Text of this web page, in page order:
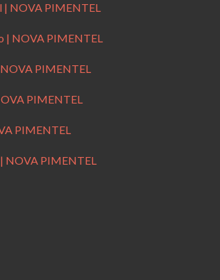
| NOVA PIMENTEL
| NOVA PIMENTEL
PIMENTEL
PIMENTEL
PIMENTEL
NOVA PIMENTEL